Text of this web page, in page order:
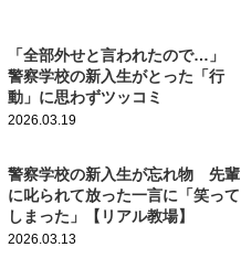
「全部外せと言われたので…」
警察学校の新入生がとった「行
動」に思わずツッコミ
2026.03.19
警察学校の新入生が忘れ物 先輩
に叱られて放った一言に「笑って
しまった」【リアル教場】
2026.03.13